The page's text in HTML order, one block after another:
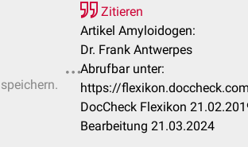
Zitieren
Artikel Amyloidogen:
Dr. Frank Antwerpes
Abrufbar unter:
https://
DocCheck Flexikon
Bearbeitung 21.03.2024